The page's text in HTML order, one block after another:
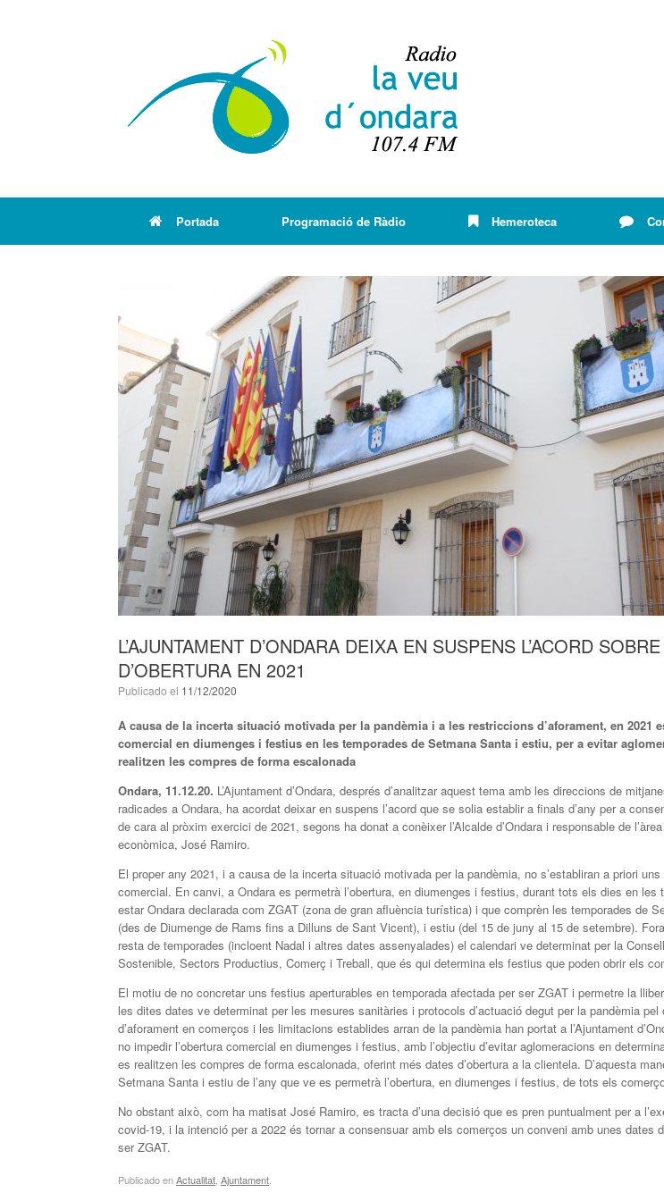
Portada Programació de Ràdio Hemeroteca
L’AJUNTAMENT D’ONDARA DEIXA EN SUSPENS L’ACORD
D’OBERTURA EN 2021
Publicado el 11/12/2020
A causa de la incerta situació motivada per la pandèmia i a les restriccions d’aforament, en 2021
comercial en diumenges i festius en les temporades de Setmana Santa i estiu, per a evitar
realitzen les compres de forma escalonada
Ondara, 11.12.20. L’Ajuntament d’Ondara, després d’analitzar aquest tema amb les direccions de
radicades a Ondara, ha acordat deixar en suspens l’acord que se solia establir a finals d’any per a
de cara al pròxim exercici de 2021, segons ha donat a conèixer l’Alcalde d’Ondara i responsable de
econòmica, José Ramiro.
El proper any 2021, i a causa de la incerta situació motivada per la pandèmia, no s’establiran a priori uns
comercial. En canvi, a Ondara es permetrà l’obertura, en diumenges i festius, durant tots els dies en les
estar Ondara declarada com ZGAT (zona de gran afluència turística) i que comprèn les temporades de
(des de Diumenge de Rams fins a Dilluns de Sant Vicent), i estiu (del 15 de juny al 15 de setembre).
resta de temporades (incloent Nadal i altres dates assenyalades) el calendari ve determinat per la
Sostenible, Sectors Productius, Comerç i Treball, que és qui determina els festius que poden obrir els
El motiu de no concretar uns festius aperturables en temporada afectada per ser ZGAT i permetre la
les dites dates ve determinat per les mesures sanitàries i protocols d’actuació degut per la pandèmia
d’aforament en comerços i les limitacions establides arran de la pandèmia han portat a l’Ajuntament
no impedir l’obertura comercial en diumenges i festius, amb l’objectiu d’evitar aglomeracions en
es realitzen les compres de forma escalonada, oferint més dates d’obertura a la clientela. D’aquesta
Setmana Santa i estiu de l’any que ve es permetrà l’obertura, en diumenges i festius, de tots els
No obstant això, com ha matisat José Ramiro, es tracta d’una decisió que es pren puntualment per a
covid-19, i la intenció per a 2022 és tornar a consensuar amb els comerços un conveni amb unes dates
ser ZGAT.
Publicado enActualitat Ajuntament